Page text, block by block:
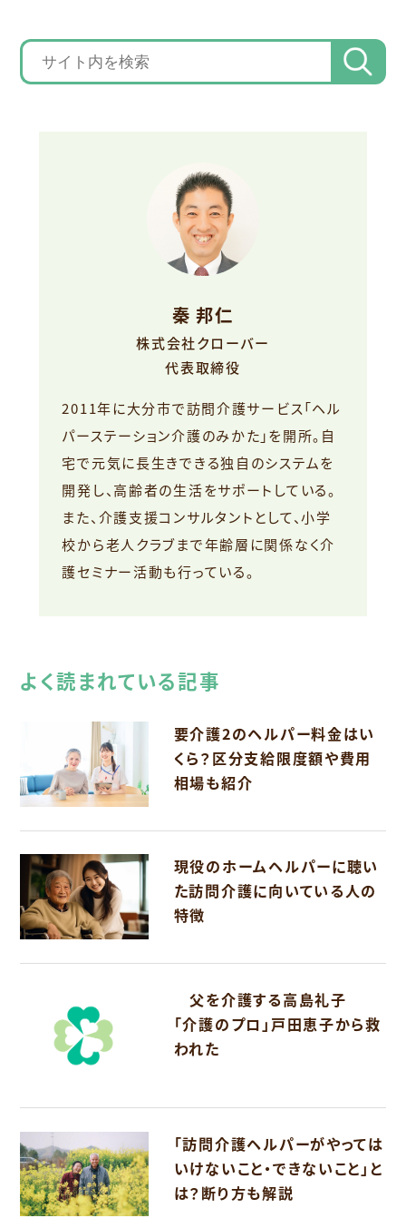
秦 邦仁
株式会社クローバー
代表取締役
2011年に大分市で訪問介護サービス「ヘル
パーステーション介護のみかた」を開所。自
宅で元気に長生きできる独自のシステムを
開発し、高齢者の生活をサポートしている。
また、介護支援コンサルタントとして、小学
校から老人クラブまで年齢層に関係なく介
護セミナー活動も行っている。
よく読まれている記事
要介護2のヘルパー料金はい
くら？区分支給限度額や費用
相場も紹介
現役のホームヘルパーに聴い
た訪問介護に向いている人の
特徴
父を介護する高島礼子
「介護のプロ」戸田恵子から救
われた
「訪問介護ヘルパーがやっては
いけないこと・できないこと」と
は？断り方も解説